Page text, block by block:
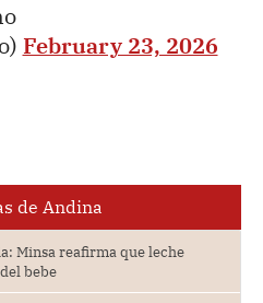
February 23, 2026
de Andina
Minsa reafirma que leche
bebe